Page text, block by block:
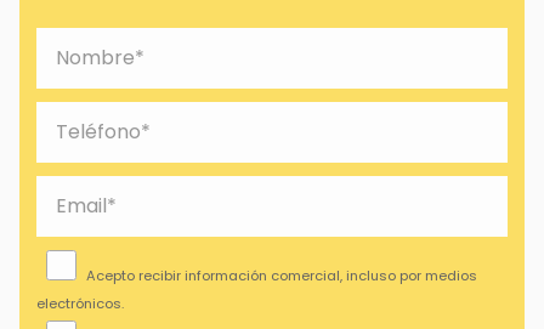
Nota: NO se admiten mascotas
Acepto recibir información comercial, incluso por medios
electrónicos.